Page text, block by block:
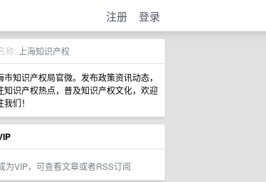
注册 登录
称: 上海知识产权
市知识产权局官微。发布政策资讯动态，
知识产权热点，普及知识产权文化，欢迎
们！
为VIP，可查看文章或者RSS订阅